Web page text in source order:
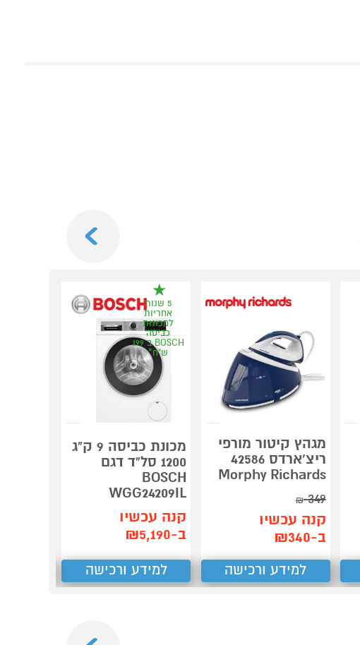
מגהץ קיטור מורפי
ריצ'ארדס 42586
Morphy Richards
349
₪
קנה עכשיו
ב-₪340
למידע ורכישה
5 שנות
אחריות
למכונות
כביסה
BOSCH ב 199
ש"ח*
מכונת כביסה 9 ק"ג
1200 סל"ד דגם
BOSCH
WGG24209IL
קנה עכשיו
ב-₪5,190
למידע ורכישה